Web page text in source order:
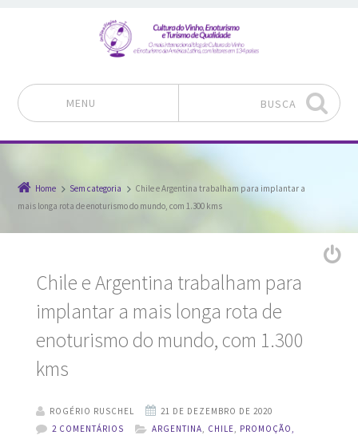
MENU BUSCA
Home Sem categoria
Chile e Argentina trabalham para implantar a
mais longa rota de enoturismo do mundo, com 1.300 kms
Chile e Argentina trabalham para
implantar a mais longa rota de
enoturismo do mundo, com 1.300
kms
ROGÉRIO RUSCHEL
2 COMENTÁRIOS
ARGENTINA CHILE
PROMOÇÃO,